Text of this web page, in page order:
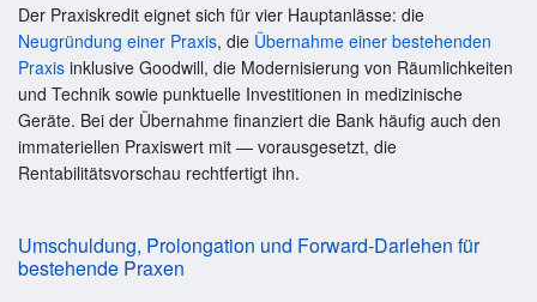
Der Praxiskredit eignet sich für vier Hauptanlässe: die
Neugründung einer Praxis, die Übernahme einer bestehenden
Praxis inklusive Goodwill, die Modernisierung von Räumlichkeiten
und Technik sowie punktuelle Investitionen in medizinische
Geräte. Bei der Übernahme finanziert die Bank häufig auch den
immateriellen Praxiswert mit — vorausgesetzt, die
Rentabilitätsvorschau rechtfertigt ihn.
Umschuldung, Prolongation und Forward-Darlehen für
bestehende Praxen